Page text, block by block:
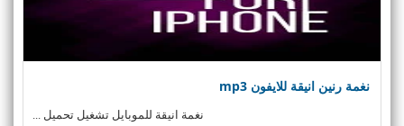
نغمة رنين انيقة للايفون mp3
نغمة انيقة للموبايل تشغيل تحميل ...